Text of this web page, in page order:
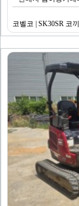
코벨코 | SK30SR 코